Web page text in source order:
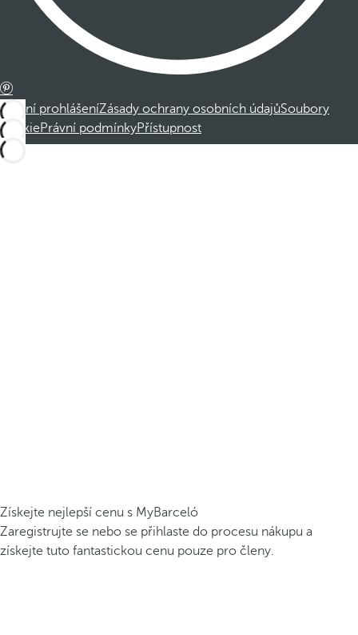
Právní prohlášeníZásady ochrany osobních údajůSoubory
cookiePrávní podmínkyPřístupnost
Získejte nejlepší cenu s MyBarceló
Zaregistrujte se nebo se přihlaste do procesu nákupu a
získejte tuto fantastickou cenu pouze pro členy.